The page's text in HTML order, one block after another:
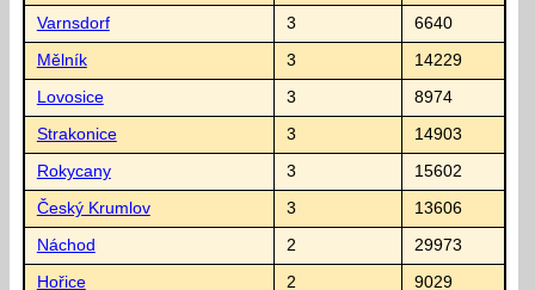
Varnsdorf 3 6640
Mělník 3 14229
Lovosice 3 8974
Strakonice 3 14903
Rokycany 3 15602
Český Krumlov 3 13606
Náchod 2 29973
Hořice 2 9029